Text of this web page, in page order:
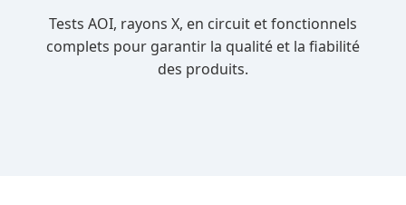
Tests AOI, rayons X, en circuit et fonctionnels
complets pour garantir la qualité et la fiabilité
des produits.